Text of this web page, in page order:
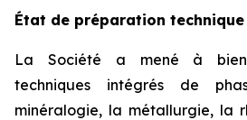
État de préparation technique
La Société a mené à bien
techniques intégrés de
minéralogie, la métallurgie, la